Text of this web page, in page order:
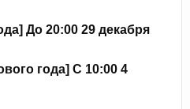
До 20:00 29 декабря
года] С 10:00 4